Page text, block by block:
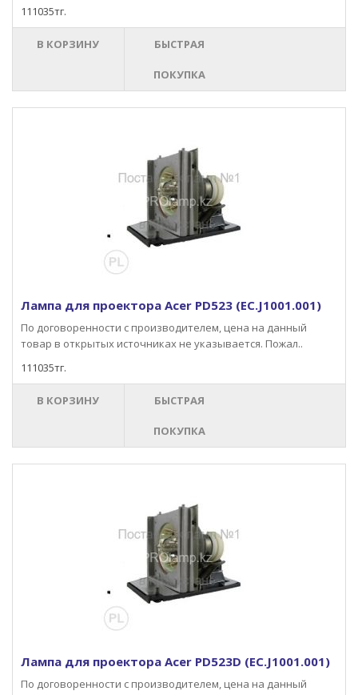
111035тг.
В КОРЗИНУ БЫСТРАЯ
ПОКУПКА
Лампа для проектора Acer PD523 (EC.J1001.001)
По договоренности с производителем, цена на данный
товар в открытых источниках не указывается. Пожал..
111035тг.
В КОРЗИНУ БЫСТРАЯ
ПОКУПКА
Лампа для проектора Acer PD523D (EC.J1001.001)
По договоренности с производителем, цена на данный